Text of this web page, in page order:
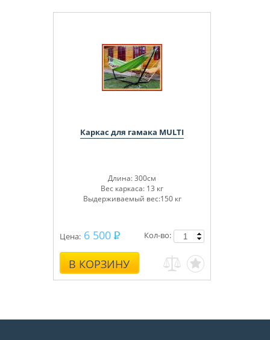
Каркас для гамака MULTI
Длина: 300см
Вес каркаса: 13 кг
Выдерживаемый вес:150 кг
Цена: 6 500
В КОРЗИНУ
Кол-во: